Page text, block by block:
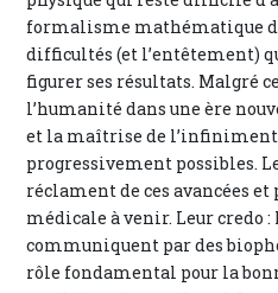
formalisme mathématique
difficultés (et l’entêtement)
figurer ses résultats. Malgré
l’humanité dans une ère
et la maîtrise de
progressivement possibles.
réclament de ces avancées
médicale à venir. Leur credo :
communiquent par des
rôle fondamental pour la